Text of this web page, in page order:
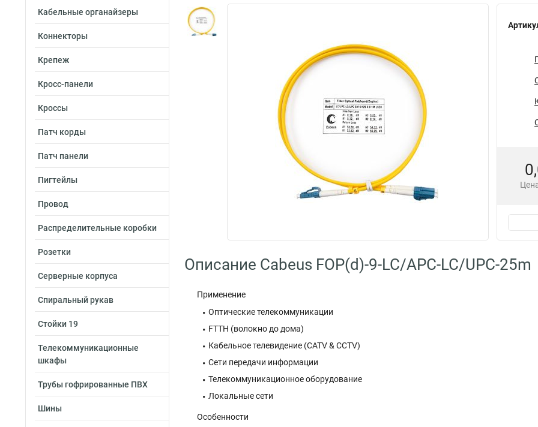
Кабельные органайзеры
Коннекторы
Крепеж
Кросс-панели
Кроссы
Патч корды
Патч панели
Пигтейлы
Провод
Распределительные коробки
Розетки
Серверные корпуса
Спиральный рукав
Стойки 19
Телекоммуникационные
шкафы
Трубы гофрированные ПВХ
Шины
Описание Cabeus FOP(d)-9-LC/APC-LC/UPC-25m
Применение
Оптические телекоммуникации
FTTH (волокно до дома)
Кабельное телевидение (CATV & CCTV)
Сети передачи информации
Телекоммуникационное оборудование
Локальные сети
Особенности